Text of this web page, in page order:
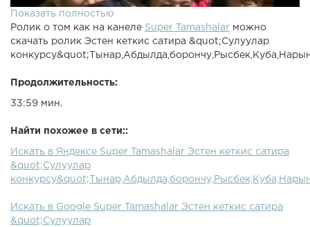
Показать полностью
Ролик о том как на канеле Super Tamashalar можно
скачать ролик Эстен кеткис сатира &quot;Сулуулар
Продолжительность:
33:59 мин.
Найти похожее в сети::
Искать в Яндексе Super Tamashalar Эстен кеткис сатира
&quot;Сулуулар
Искать в Google Super Tamashalar Эстен кеткис сатира
&quot;Сулуулар